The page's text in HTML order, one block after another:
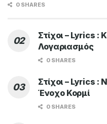
0 SHARES
Στίχοι – Lyrics :
Λογαριασμός
0 SHARES
Στίχοι – Lyrics :
Ένοχο Κορμί
0 SHARES